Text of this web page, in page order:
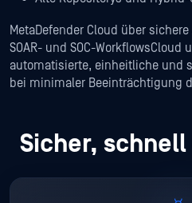
MetaDefender Cloud über
SOAR- und SOC-
automatisierte, einheitliche und
bei minimaler Beeinträchtigung
Sicher,